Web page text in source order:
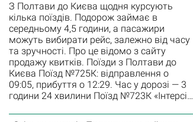
З Полтави до Києва щодня курсують
кілька поїздів. Подорож займає в
середньому 4,5 години, а пасажири
можуть вибирати рейс, залежно від часу
та зручності. Про це відомо з сайту
продажу квитків. Поїзди з Полтави до
Києва Поїзд №725К: відправлення о
09:05, прибуття о 12:29. Час у дорозі — 3
години 24 хвилини Поїзд №723К «Інтерсі…